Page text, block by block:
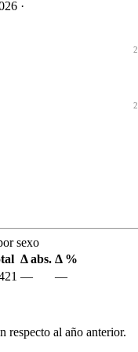
·
sexo
Δ abs. Δ %
— —
respecto al año anterior.